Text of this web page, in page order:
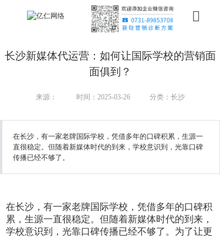
产品
服务
行业
案例
资讯
我们
长沙新媒体代运营：如何让国际学校的营销面
面俱到？
来源： 时间：2025-03-26 分类：长沙
在长沙，有一家老牌国际学校，凭借多年的口碑积累，生源一
直很稳定。但随着新媒体时代的到来，学校意识到，光靠口碑
传播已经不够了。
在长沙，有一家老牌国际学校，凭借多年的口碑积
累，生源一直很稳定。但随着新媒体时代的到来，
学校意识到，光靠口碑传播已经不够了。为了让更